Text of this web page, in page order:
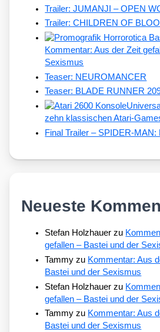
Trailer: JUMANJI – OPEN
Trailer: CHILDREN OF
Kommentar: Aus der Zeit
Sexismus
Teaser: NEUROMANCER
Teaser: BLADE RUNNER
zehn klassischen Atari-
Final Trailer – SPIDER-
Neueste
Stefan Holzhauer zu
gefallen – Bastei und der
Tammy zu Kommentar: Aus
Bastei und der Sexismus
Stefan Holzhauer zu
gefallen – Bastei und der
Tammy zu Kommentar: Aus
Bastei und der Sexismus